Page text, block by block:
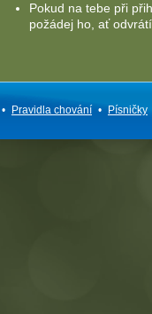
Pokud na tebe při
požádej ho, ať
• Pravidla chování • Písničky